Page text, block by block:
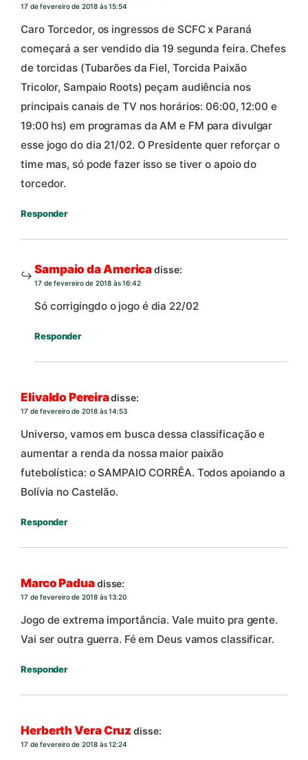
17 de fevereiro de 2018 às 15:54
Caro Torcedor, os ingressos de SCFC x Paraná
começará a ser vendido dia 19 segunda feira. Chefes
de torcidas (Tubarões da Fiel, Torcida Paixão
Tricolor, Sampaio Roots) peçam audiência nos
principais canais de TV nos horários: 06:00, 12:00 e
19:00 hs) em programas da AM e FM para divulgar
esse jogo do dia 21/02. O Presidente quer reforçar o
time mas, só pode fazer isso se tiver o apoio do
torcedor.
Responder
Sampaio da Americadisse:
17 de fevereiro de 2018 às 16:42
Só corrigingdo o jogo é dia 22/02
Responder
Elivaldo Pereiradisse:
17 de fevereiro de 2018 às 14:53
Universo, vamos em busca dessa classificação e
aumentar a renda da nossa maior paixão
futebolística: o SAMPAIO CORRÊA. Todos apoiando a
Bolívia no Castelão.
Responder
Marco Paduadisse:
17 de fevereiro de 2018 às 13:20
Jogo de extrema importância. Vale muito pra gente.
Vai ser outra guerra. Fé em Deus vamos classificar.
Responder
Herberth Vera Cruz disse:
17 de fevereiro de 2018 às 12:24